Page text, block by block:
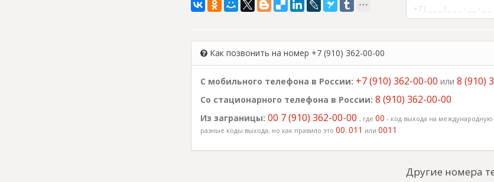
Как позвонить на номер +7 (910) 362-00-00
С мобильного телефона в России: +7 (910) 362-00-00 или 8 (910)
Со стационарного телефона в России: 8 (910) 362-00-00
Из заграницы: 00 7 (910) 362-00-00 , где 00 - код выхода на международную
разные коды выхода, но как правило это 00, 011 или 0011 .
Другие номера